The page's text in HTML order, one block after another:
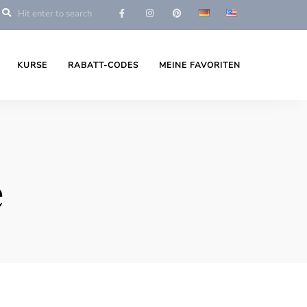
KURSE RABATT-CODES MEINE FAVORITEN